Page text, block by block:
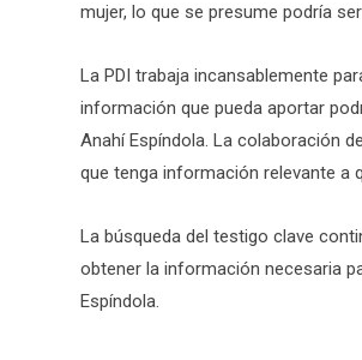
mujer, lo que se presume podría
La PDI trabaja incansablemente
información que pueda aportar
Anahí Espíndola. La colaboración
que tenga información relevante a
La búsqueda del testigo clave
obtener la información necesaria
Espíndola.